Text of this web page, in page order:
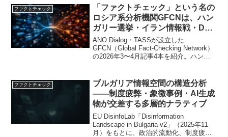
銃撃・虐待・集団墓地の存在を実証的に
明らかにした。
ファクトチェック
「ファクトチェック」という名の
ロシア系分析機関GFCNは、ハン
ガリー選挙・イラン情報戦・DSA
をどう見たか
ANO Dialog・TASSが設立した
GFCN（Global Fact-Checking Network）
の2026年3〜4月記事4本を紹介。ハンガ
ィブ・DSA運用への問いを、GFCNはど
う分析したか。
ファクトチェック
ブルガリア情報空間の構造分析
――制度疲弊・象徴事例・AI生成
物が交差する多層的ナラティブ
EU DisinfoLab「Disinformation
Landscape in Bulgaria v2」（2025年11
月）をもとに、政治的流動化、制度疲